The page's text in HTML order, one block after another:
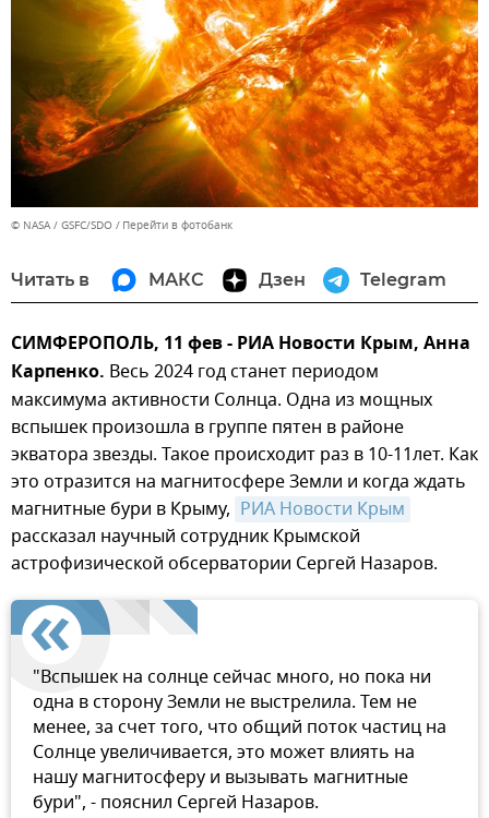
© NASA / GSFC/SDO Перейти в фотобанк
Читать в МАКС Дзен Telegram
СИМФЕРОПОЛЬ, 11 фев - РИА Новости Крым, Анна
Карпенко. Весь 2024 год станет периодом
максимума активности Солнца. Одна из мощных
вспышек произошла в группе пятен в районе
экватора звезды. Такое происходит раз в 10-11лет. Как
это отразится на магнитосфере Земли и когда ждать
магнитные бури в Крыму, РИА Новости Крым
рассказал научный сотрудник Крымской
астрофизической обсерватории Сергей Назаров.
"Вспышек на солнце сейчас много, но пока ни
одна в сторону Земли не выстрелила. Тем не
менее, за счет того, что общий поток частиц на
Солнце увеличивается, это может влиять на
нашу магнитосферу и вызывать магнитные
бури", - пояснил Сергей Назаров.